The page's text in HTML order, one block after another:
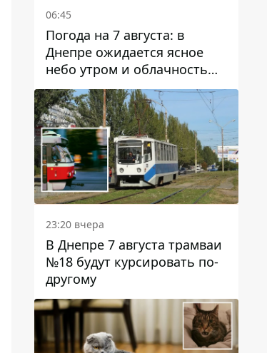
06:45
Погода на 7 августа: в
Днепре ожидается ясное
небо утром и облачность
после обеда
23:20 вчера
В Днепре 7 августа трамваи
№18 будут курсировать по-
другому